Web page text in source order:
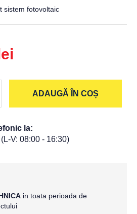
sistem fotovoltaic
ADAUGĂ ÎN COȘ
la:
(L-V: 08:00 - 16:30)
in toata perioada de